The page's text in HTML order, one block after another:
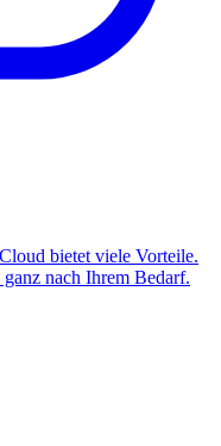
bietet viele Vorteile.
nach Ihrem Bedarf.